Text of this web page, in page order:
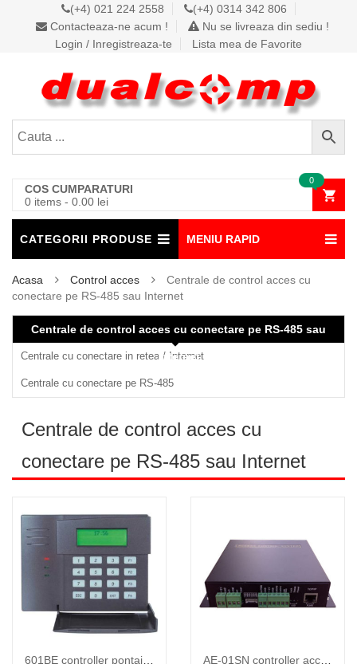
(+4) 021 224 2558
(+4) 0314 342 806
Contacteaza-ne acum !
Nu se livreaza din sediu !
Login / Inregistreaza-te
Lista mea de Favorite
COS CUMPARATURI
0 items - 0.00 lei
0
CATEGORII PRODUSE MENIU RAPID
Acasa Control acces
Centrale de control acces cu
conectare pe RS-485 sau Internet
Centrale de control acces cu conectare pe RS-485 sau
Internet
Centrale cu conectare in retea / Internet
Centrale cu conectare pe RS-485
Centrale de control acces cu
conectare pe RS-485 sau Internet